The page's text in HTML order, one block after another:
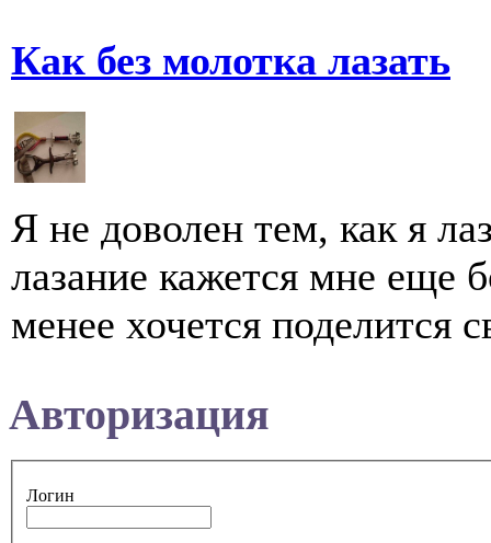
Как без молотка лазать
Я не доволен тем, как я
лазание кажется мне еще
менее хочется поделится
Авторизация
Логин